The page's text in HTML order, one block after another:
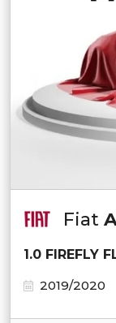
Fiat
1.0 FIREFLY
2019/2020